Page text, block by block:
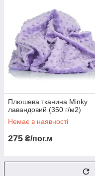
Плюшева тканина Minky
лавандовий (350 г/м2)
Немає в наявності
275 ₴/пог.м